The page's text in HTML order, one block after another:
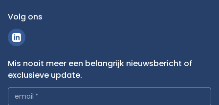
Volg ons
Mis nooit meer een belangrijk nieuwsbericht of
exclusieve update.
email *